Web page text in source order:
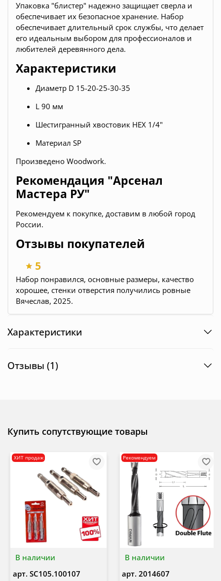
Упаковка "блистер" надежно защищает сверла и
обеспечивает их безопасное хранение. Набор
обеспечивает длительный срок службы, что делает
его идеальным выбором для профессионалов и
любителей деревянного дела.
Характеристики
Диаметр D 15-20-25-30-35
L 90 мм
Шестигранный хвостовик HEX 1/4"
Материал SP
Произведено Woodwork.
Рекомендация "Арсенал
Мастера РУ"
Рекомендуем к покупке, доставим в любой город
России.
Отзывы покупателей
Набор понравился, основные размеры, качество
хорошее, стенки отверстия получились ровные
Вячеслав, 2025.
Характеристики
Отзывы (1)
Купить сопутствующие товары
В наличии
ХИТ продаж
арт. SC105.100107
В наличии
Рекомендуем
арт. 2014607